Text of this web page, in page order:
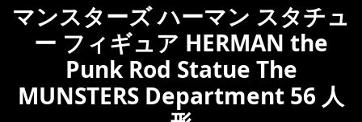
マンスターズ ハーマン スタチュ
ー フィギュア HERMAN the
Punk Rod Statue The
MUNSTERS Department 56 人